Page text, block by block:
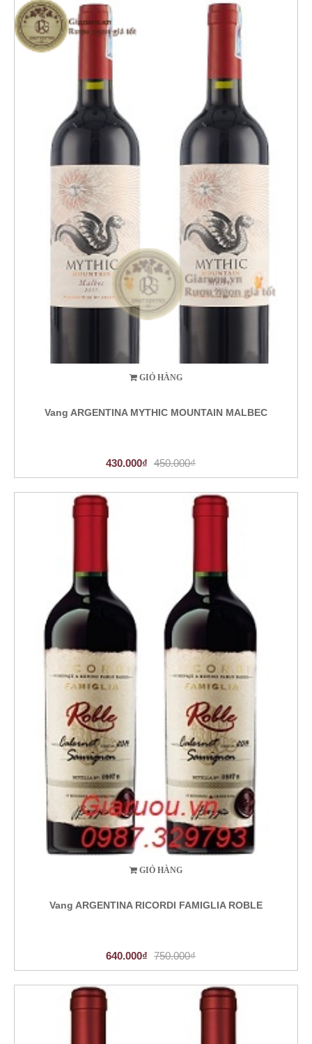
GIỎ HÀNG
Vang ARGENTINA MYTHIC MOUNTAIN MALBEC
430.000₫ 450.000₫
GIỎ HÀNG
Vang ARGENTINA RICORDI FAMIGLIA ROBLE
640.000₫ 750.000₫